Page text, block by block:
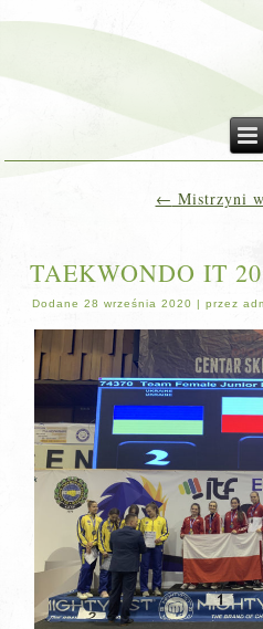
← Mistrzyni
TAEKWONDO IT
Dodane 28 września 2020 |przez